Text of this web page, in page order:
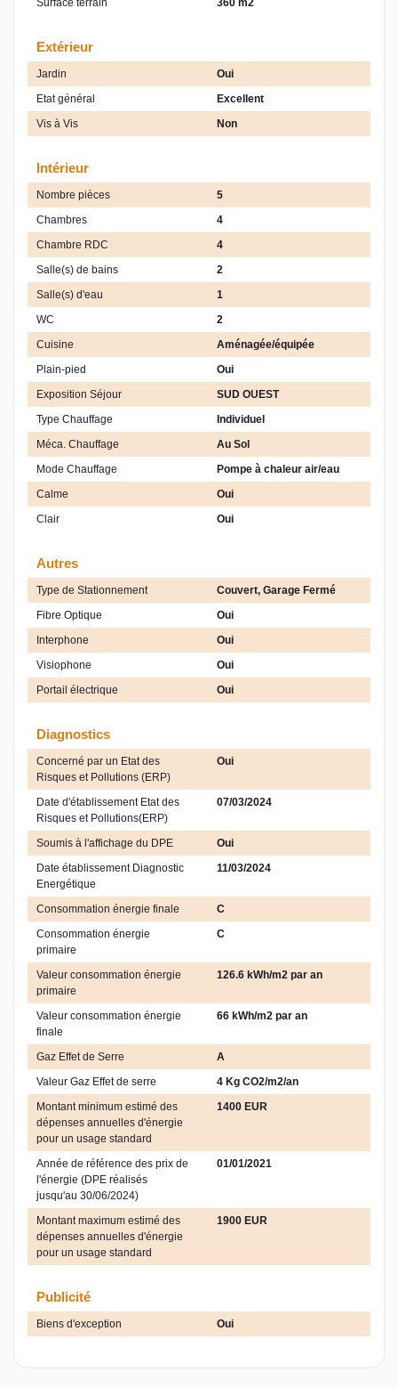
Surface terrain 360 m2
Extérieur
Jardin
Oui
Etat général
Excellent
Vis à Vis
Non
Intérieur
Nombre pièces
5
Chambres
4
Chambre RDC
4
Salle(s) de bains
2
Salle(s) d'eau
1
WC
2
Cuisine
Aménagée/équipée
Plain-pied
Oui
Exposition Séjour
SUD OUEST
Type Chauffage
Individuel
Méca. Chauffage
Au Sol
Mode Chauffage
Pompe à chaleur air/eau
Calme
Oui
Clair
Oui
Autres
Type de Stationnement
Couvert, Garage Fermé
Fibre Optique
Oui
Interphone
Oui
Visiophone
Oui
Portail électrique
Oui
Diagnostics
Concerné par un Etat des
Risques et Pollutions (ERP)
Oui
Date d'établissement Etat des
Risques et Pollutions(ERP)
07/03/2024
Soumis à l'affichage du DPE
Oui
Date établissement Diagnostic
Energétique
11/03/2024
Consommation énergie finale
C
Consommation énergie
primaire
C
Valeur consommation énergie
primaire
126.6 kWh/m2 par an
Valeur consommation énergie
finale
66 kWh/m2 par an
Gaz Effet de Serre
A
Valeur Gaz Effet de serre
4 Kg CO2/m2/an
Montant minimum estimé des
dépenses annuelles d'énergie
pour un usage standard
1400 EUR
Année de référence des prix de
l'énergie (DPE réalisés
jusqu'au 30/06/2024)
01/01/2021
Montant maximum estimé des
dépenses annuelles d'énergie
pour un usage standard
1900 EUR
Publicité
Biens d'exception Oui